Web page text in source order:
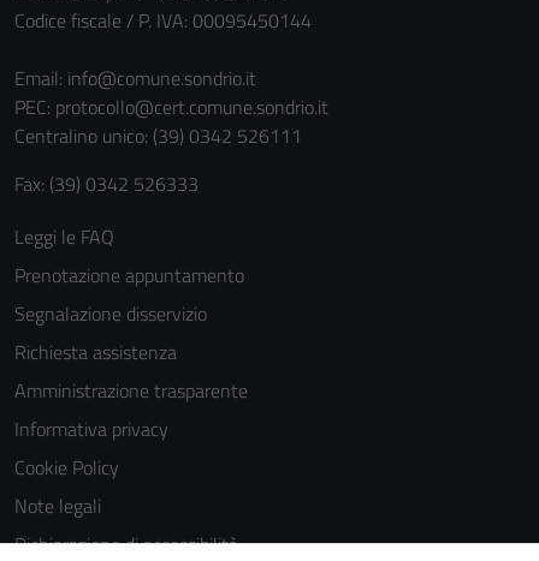
Codice fiscale / P. IVA: 00095450144
Email: info@comune.sondrio.it
PEC: protocollo@cert.comune.sondrio.it
Centralino unico: (39) 0342 526111
Fax: (39) 0342 526333
Leggi le FAQ
Prenotazione appuntamento
Segnalazione disservizio
Richiesta assistenza
Amministrazione trasparente
Informativa privacy
Cookie Policy
Note legali
Dichiarazione di accessibilità